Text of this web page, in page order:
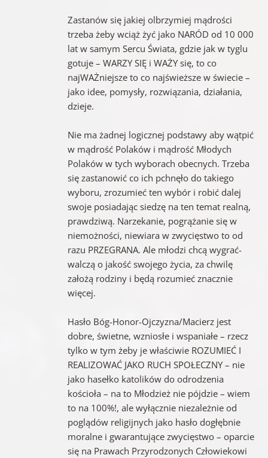
Zastanów się jakiej olbrzymiej mądrości
trzeba żeby wciąż żyć jako NARÓD od 10 000
lat w samym Sercu Świata, gdzie jak w tyglu
gotuje – WARZY SIĘ i WAŻY się, to co
najWAŻniejsze to co najświeższe w świecie –
jako idee, pomysły, rozwiązania, działania,
dzieje.
Nie ma żadnej logicznej podstawy aby wątpić
w mądrość Polaków i mądrość Młodych
Polaków w tych wyborach obecnych. Trzeba
się zastanowić co ich pchnęło do takiego
wyboru, zrozumieć ten wybór i robić dalej
swoje posiadając siedzę na ten temat realną,
prawdziwą. Narzekanie, pogrążanie się w
niemożności, niewiara w zwycięstwo to od
razu PRZEGRANA. Ale młodzi chcą wygrać-
walczą o jakość swojego życia, za chwilę
założą rodziny i będą rozumieć znacznie
więcej.
Hasło Bóg-Honor-Ojczyzna/Macierz jest
dobre, świetne, wzniosłe i wspaniałe – rzecz
tylko w tym żeby je właściwie ROZUMIEĆ I
REALIZOWAĆ JAKO RUCH SPOŁECZNY – nie
jako hasełko katolików do odrodzenia
kościoła – na to Młodzież nie pójdzie – wiem
to na 100%!, ale wyłącznie niezależnie od
poglądów religijnych jako hasło dogłębnie
moralne i gwarantujące zwycięstwo – oparcie
się na Prawach Przyrodzonych Człowiekowi